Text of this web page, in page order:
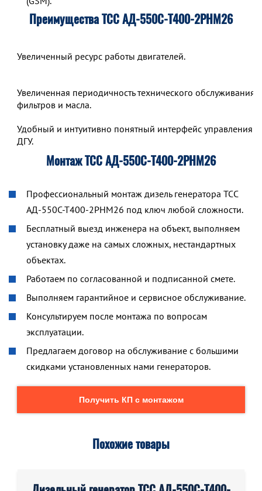
Преимущества ТСС АД-550С-Т400-2РНМ26
Увеличенный ресурс работы двигателей.
Увеличенная периодичность технического обслуживания,
фильтров и масла.
Удобный и интуитивно понятный интерфейс управления
ДГУ.
Монтаж ТСС АД-550С-Т400-2РНМ26
Профессиональный монтаж дизель генератора ТСС
АД-550С-Т400-2РНМ26 под ключ любой сложности.
Бесплатный выезд инженера на объект, выполняем
установку даже на самых сложных, нестандартных
объектах.
Работаем по согласованной и подписанной смете.
Выполняем гарантийное и сервисное обслуживание.
Консультируем после монтажа по вопросам
эксплуатации.
Предлагаем договор на обслуживание с большими
скидками установленных нами генераторов.
Получить КП с монтажом
Похожие товары